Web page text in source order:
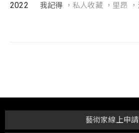
2022 我記得 ，私人收藏 ，里昂 ，
藝術家線上申請